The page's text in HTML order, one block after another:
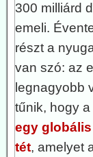
300 milliárd
emeli.
részt a
van szó: az
legnagyobb
tűnik, hogy
egy
tét, amelyet